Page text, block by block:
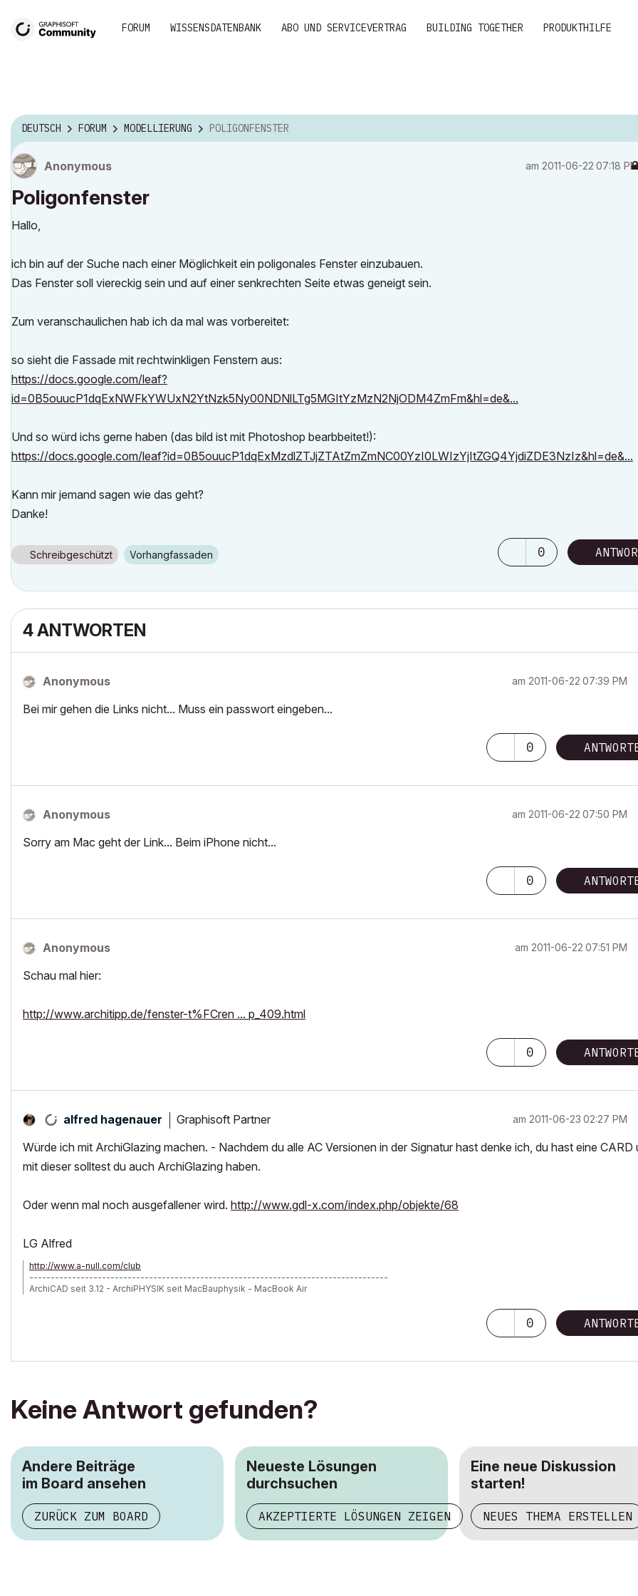
FORUM WISSENSDATENBANK ABO UND SERVICEVERTRAG BUILDING TOGETHER PRODUKTHILFE
DEUTSCH FORUM MODELLIERUNG POLIGONFENSTER
Anonymous am ‎2011-06-22 07:18 PM
Poligonfenster
Hallo,
ich bin auf der Suche nach einer Möglichkeit ein poligonales Fenster einzubauen.
Das Fenster soll viereckig sein und auf einer senkrechten Seite etwas geneigt sein.
Zum veranschaulichen hab ich da mal was vorbereitet:
so sieht die Fassade mit rechtwinkligen Fenstern aus:
https://docs.google.com/leaf?
id=0B5ouucP1dqExNWFkYWUxN2YtNzk5Ny00NDNlLTg5MGItYzMzN2NjODM4ZmFm&hl=de&...
Und so würd ichs gerne haben (das bild ist mit Photoshop bearbbeitet!):
https://docs.google.com/leaf?id=0B5ouucP1dqExMzdlZTJjZTAtZmZmNC00YzI0LWIzYjItZGQ4YjdiZDE3NzIz&hl=de&...
Kann mir jemand sagen wie das geht?
Danke!
Schreibgeschützt Vorhangfassaden 0
4 ANTWORTEN
Anonymous am ‎2011-06-22 07:39 PM
Bei mir gehen die Links nicht... Muss ein passwort eingeben...
0
Anonymous am ‎2011-06-22 07:50 PM
Sorry am Mac geht der Link... Beim iPhone nicht...
0
Anonymous am ‎2011-06-22 07:51 PM
Schau mal hier:
http://www.architipp.de/fenster-t%FCren ... p_409.html
0
alfred hagenauer Graphisoft Partner am ‎2011-06-23 02:27 PM
Würde ich mit ArchiGlazing machen. - Nachdem du alle AC Versionen in der Signatur hast denke ich, du hast eine CARD
mit dieser solltest du auch ArchiGlazing haben.
Oder wenn mal noch ausgefallener wird. http://www.gdl-x.com/index.php/objekte/68
LG Alfred
http://www.a-null.com/club
------------------------------------------------------------------------------------
ArchiCAD seit 3.12 - ArchiPHYSIK seit MacBauphysik - MacBook Air
0
Keine Antwort gefunden?
Andere Beiträge
im Board ansehen
ZURÜCK ZUM BOARD
Neueste Lösungen
durchsuchen
AKZEPTIERTE LÖSUNGEN ZEIGEN
Eine neue Diskussion
starten!
NEUES THEMA ERSTELLEN